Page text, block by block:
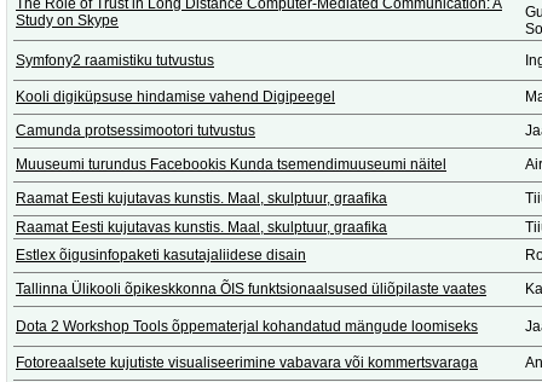
The Role of Trust in Long Distance Computer-Mediated Communication: A
Study on Skype
Symfony2 raamistiku tutvustus
Kooli digiküpsuse hindamise vahend Digipeegel
Camunda protsessimootori tutvustus
Muuseumi turundus Facebookis Kunda tsemendimuuseumi näitel
Raamat Eesti kujutavas kunstis. Maal, skulptuur, graafika
Raamat Eesti kujutavas kunstis. Maal, skulptuur, graafika
Estlex õigusinfopaketi kasutajaliidese disain
Tallinna Ülikooli õpikeskkonna ÕIS funktsionaalsused üliõpilaste vaates
Dota 2 Workshop Tools õppematerjal kohandatud mängude loomiseks
Fotoreaalsete kujutiste visualiseerimine vabavara või kommertsvaraga